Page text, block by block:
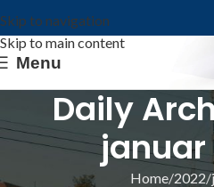
Skip to navigation
Skip to main content
Menu
Daily
januar
Home 2022